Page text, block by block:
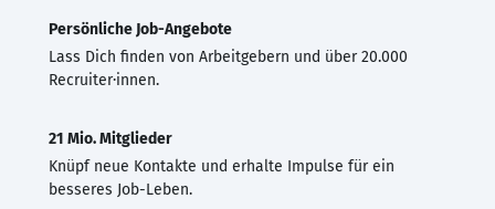
Persönliche Job-Angebote
Lass Dich finden von Arbeitgebern und über 20.000
Recruiter·innen.
21 Mio. Mitglieder
Knüpf neue Kontakte und erhalte Impulse für ein
besseres Job-Leben.